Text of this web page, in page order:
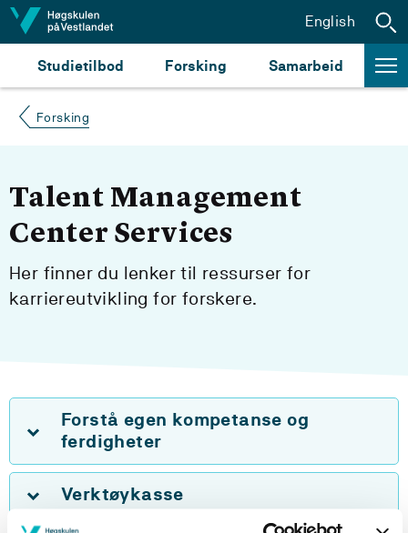
Hopp til innhald
Studietilbod Forsking Samarbeid
English
Forsking
Talent Management
Center Services
Her finner du lenker til ressurser for
karriereutvikling for forskere.
Forstå egen kompetanse og
ferdigheter
Verktøykasse